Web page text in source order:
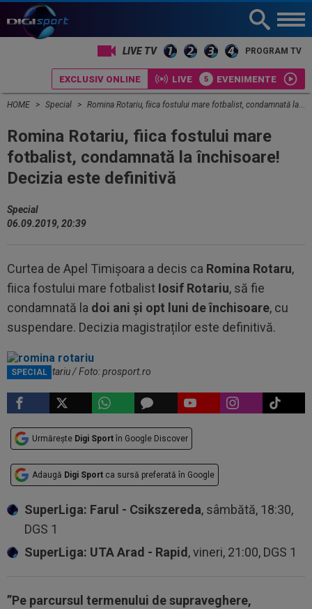
LIVE TV PROGRAM TV
EXCLUSIV ONLINE LIVE EVENIMENTE
HOME Special Romina Rotariu, fiica fostului mare fotbalist, condamnată la închisoare! Decizia este definitivă
Romina Rotariu, fiica fostului mare
fotbalist, condamnată la închisoare!
Decizia este definitivă
Special
06.09.2019, 20:39
Curtea de Apel Timișoara a decis ca Romina Rotaru,
fiica fostului mare fotbalist Iosif Rotariu, să fie
condamnată la doi ani și opt luni de închisoare, cu
suspendare. Decizia magistraților este definitivă.
SPECIAL
Romina Rotariu / Foto: prosport.ro
Urmărește Digi Sport în Google Discover
Adaugă Digi Sport ca sursă preferată în Google
SuperLiga: Farul - Csikszereda, sâmbătă, 18:30,
DGS 1
SuperLiga: UTA Arad - Rapid , vineri, 21:00, DGS 1
”Pe parcursul termenului de supraveghere,